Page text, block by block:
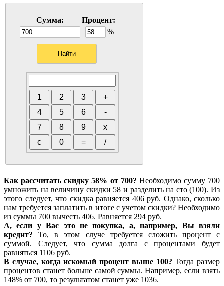
Сумма:
Процент:
%
Как рассчитать скидку 58% от 700? Необходимо сумму 700
умножить на величину скидки 58 и разделить на сто (100). Из
этого следует, что скидка равняется 406 руб. Однако, сколько
нам требуется заплатить в итоге с учетом скидки? Необходимо
из суммы 700 вычесть 406. Равняется 294 руб.
А, если у Вас это не покупка, а, например, Вы взяли
кредит? То, в этом случе требуется сложить процент с
суммой. Следует, что сумма долга с процентами будет
равняться 1106 руб.
В случае, когда искомый процент выше 100? Тогда размер
процентов станет больше самой суммы. Например, если взять
148% от 700, то результатом станет уже 1036.